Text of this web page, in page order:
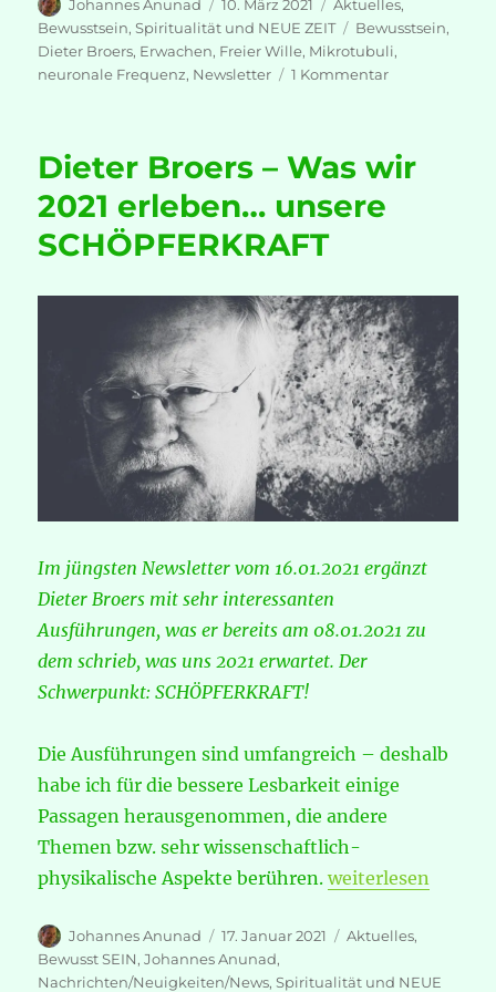
Johannes Anunad
am
10. März 2021 Aktuelles,
Bewusstsein,Spiritualität und NEUE ZEIT Schlagwörter
Bewusstsein,
Dieter Broers, Erwachen, Freier Wille, Mikrotubuli,
neuronale Frequenz, Newsletter 1 Kommentarzu
Wie
dauern?!
Dieter Broers – Was wir
2021 erleben… unsere
SCHÖPFERKRAFT
Im jüngsten Newsletter vom 16.01.2021 ergänzt
Dieter Broers mit sehr interessanten
Ausführungen, was er bereits am 08.01.2021 zu
dem schrieb, was uns 2021 erwartet. Der
Schwerpunkt: SCHÖPFERKRAFT!
Die Ausführungen sind umfangreich – deshalb
habe ich für die bessere Lesbarkeit einige
Passagen herausgenommen, die andere
Themen bzw. sehr wissenschaftlich-
physikalische Aspekte berühren.„Dieter Broers –
weiterlesen
Autor
Johannes Anunad
Veröffentlicht
am
17. Januar 2021 Kategorien
Aktuelles,
Bewusst SEIN,Johannes Anunad,
Nachrichten/Neuigkeiten/News,Spiritualität und NEUE